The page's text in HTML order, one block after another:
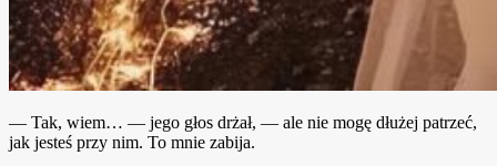
— Tak, wiem… — jego głos drżał, — ale nie mogę dłużej patrzeć,
jak jesteś przy nim. To mnie zabija.